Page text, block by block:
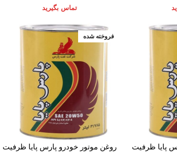
تماس بگیرید
پایا ظرفیت
فروخته شده
اطلاعات بیشتر
روغن موتور خودرو پارس پایا ظرفیت